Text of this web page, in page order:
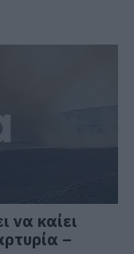
να καίει
–